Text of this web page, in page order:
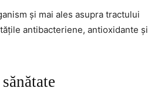
și mai ales asupra tractului
antibacteriene, antioxidante și